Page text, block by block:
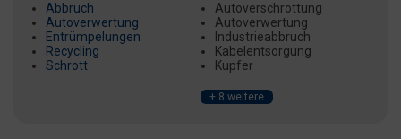
Abbruch
Autoverwertung
Entrümpelungen
Recycling
Schrott
Autoverschrottung
Autoverwertung
Industrieabbruch
Kabelentsorgung
Kupfer
+ 8 weitere